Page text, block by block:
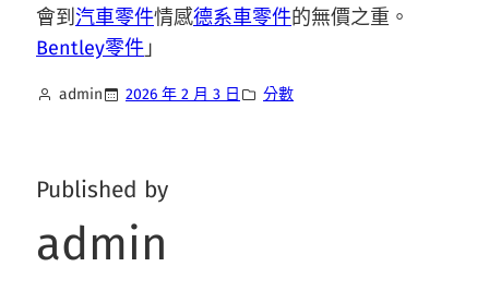
會到 汽車零件情感德系車零件的無價之重。
Bentley零件 」
admin 2026 年 2 月 3 日 分數
Published by
admin